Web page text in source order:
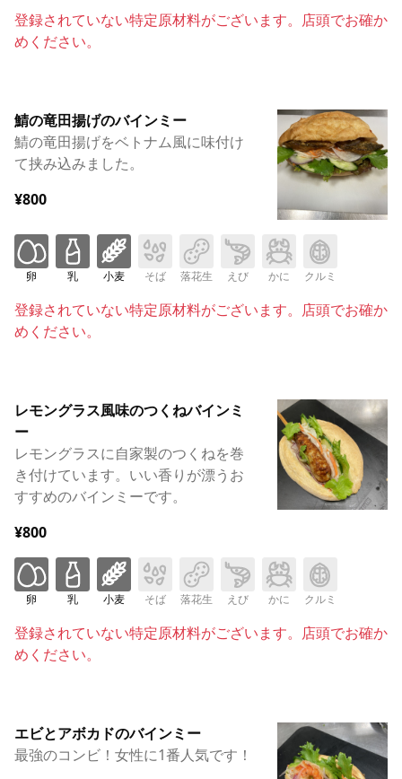
登録されていない特定原材料がございます。店頭でお確か
めください。
鯖の竜田揚げのバインミー
鯖の竜田揚げをベトナム風に味付け
て挟み込みました。
¥800
卵 乳 小麦 そば 落花生 えび かに クルミ
登録されていない特定原材料がございます。店頭でお確か
めください。
レモングラス風味のつくねバインミ
ー
レモングラスに自家製のつくねを巻
き付けています。いい香りが漂うお
すすめのバインミーです。
¥800
卵 乳 小麦 そば 落花生 えび かに クルミ
登録されていない特定原材料がございます。店頭でお確か
めください。
エビとアボカドのバインミー
最強のコンビ！女性に1番人気です！